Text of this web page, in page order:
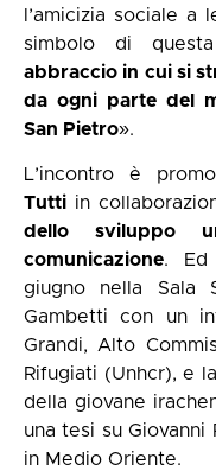
l’amicizia sociale a
simbolo di
abbraccio in cui si
da ogni parte del
San Pietro».
L’incontro è
Tutti in
dello sviluppo
comunicazione. Ed
giugno nella Sala
Gambetti con un
Grandi, Alto
Rifugiati (Unhcr), e
della giovane
una tesi su
in Medio Oriente.